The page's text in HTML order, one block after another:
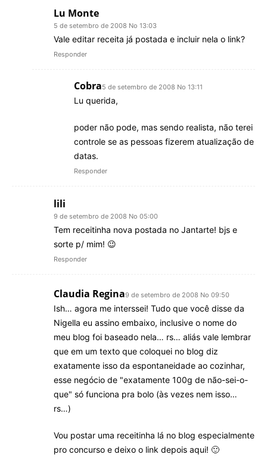
Lu Monte
5 de setembro de 2008 No 13:03
Vale editar receita já postada e incluir nela o link?
Responder
Cobra5 de setembro de 2008 No 13:11
Lu querida,
poder não pode, mas sendo realista, não terei
controle se as pessoas fizerem atualização de
datas.
Responder
lili
9 de setembro de 2008 No 05:00
Tem receitinha nova postada no Jantarte! bjs e
sorte p/ mim! 😉
Responder
Claudia Regina9 de setembro de 2008 No 09:50
Ish… agora me interssei! Tudo que você disse da
Nigella eu assino embaixo, inclusive o nome do
meu blog foi baseado nela… rs… aliás vale lembrar
que em um texto que coloquei no blog diz
exatamente isso da espontaneidade ao cozinhar,
esse negócio de "exatamente 100g de não-sei-o-
que" só funciona pra bolo (às vezes nem isso…
rs…)
Vou postar uma receitinha lá no blog especialmente
pro concurso e deixo o link depois aqui! 🙂